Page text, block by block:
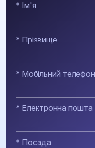
* Ім'я
* Прізвище
* Мобільний телефон
* Електронна пошта
* Посада